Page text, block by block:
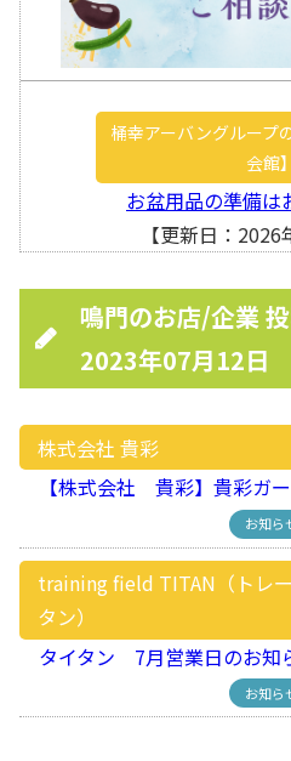
桶幸アーバングループ
会館】
お盆用品の準備は
【更新日：2026
鳴門のお店/企業
2023年07月12日
株式会社 貴彩
【株式会社 貴彩】貴彩ガー
お知ら
training field TITAN（トレ
タン）
タイタン 7月営業日のお知
お知ら